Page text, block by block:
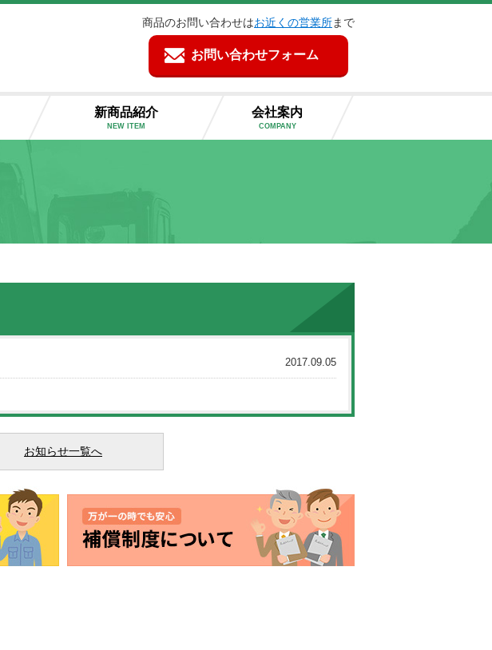
商品のお問い合わせはお近くの営業所まで
お問い合わせフォーム
新商品紹介
NEW ITEM
会社案内
COMPANY
2017.09.05
お知らせ一覧へ